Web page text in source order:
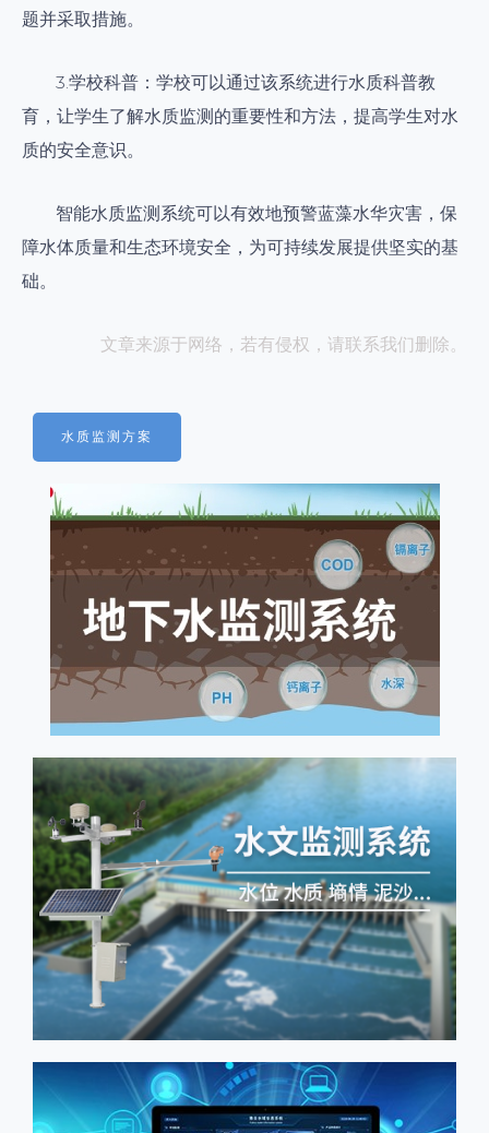
题并采取措施。
3.学校科普：学校可以通过该系统进行水质科普教
育，让学生了解水质监测的重要性和方法，提高学生对水
质的安全意识。
智能水质监测系统可以有效地预警蓝藻水华灾害，保
障水体质量和生态环境安全，为可持续发展提供坚实的基
础。
文章来源于网络，若有侵权，请联系我们删除。
水质监测方案